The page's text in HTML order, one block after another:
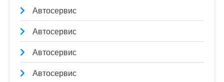
Автосервис
Автосервис
Автосервис
Автосервис